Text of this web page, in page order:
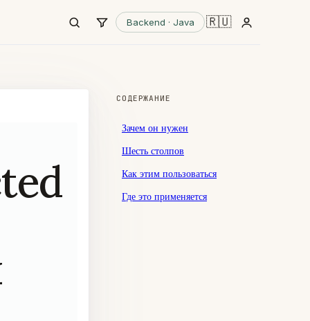
Backend · Java 🇷🇺
СОДЕРЖАНИЕ
Зачем он нужен
Шесть столпов
Как этим пользоваться
Где это применяется